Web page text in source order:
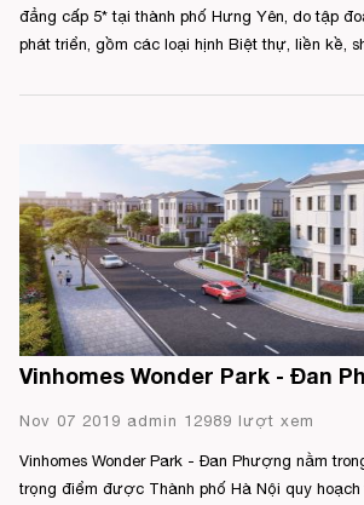
đẳng cấp 5* tại thành phố Hưng Yên, do tập
phát triển, gồm các loại hịnh Biệt thự, liền kề,
Vinhomes Wonder Park - Đan
Nov 07 2019 admin 12989 lượt xem
Vinhomes Wonder Park - Đan Phượng nằm
trọng điểm được Thành phố Hà Nội quy